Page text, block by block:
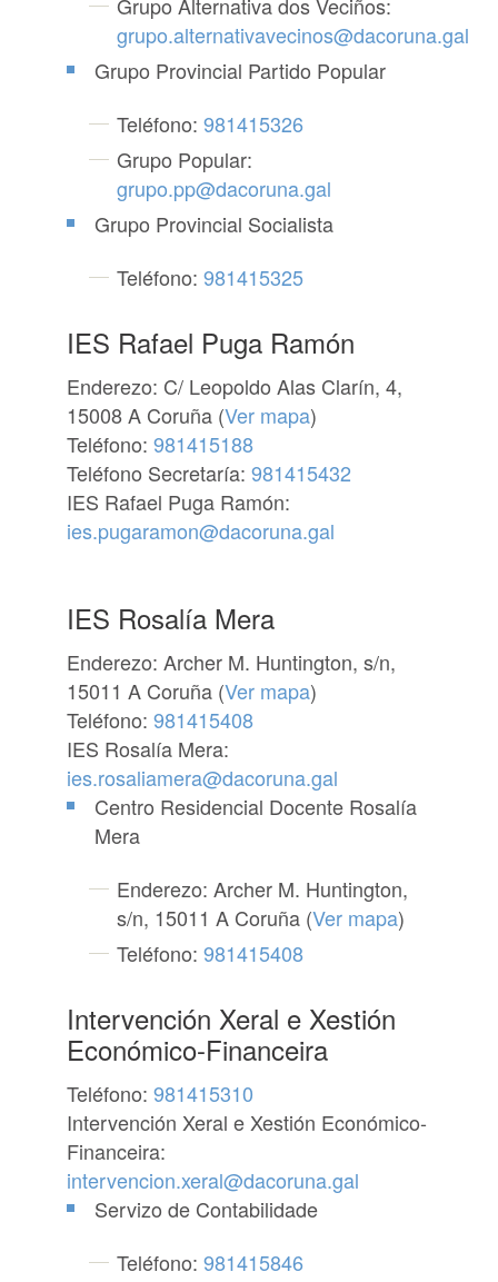
Grupo Alternativa dos Veciños:
grupo.alternativavecinos@dacoruna.gal
Grupo Provincial Partido Popular
Teléfono: 981415326
Grupo Popular:
grupo.pp@dacoruna.gal
Grupo Provincial Socialista
Teléfono: 981415325
IES Rafael Puga Ramón
Enderezo: C/ Leopoldo Alas Clarín, 4,
15008 A Coruña (Ver mapa)
Teléfono: 981415188
Teléfono Secretaría: 981415432
IES Rafael Puga Ramón:
ies.pugaramon@dacoruna.gal
IES Rosalía Mera
Enderezo: Archer M. Huntington, s/n,
15011 A Coruña (Ver mapa)
Teléfono: 981415408
IES Rosalía Mera:
ies.rosaliamera@dacoruna.gal
Centro Residencial Docente Rosalía
Mera
Enderezo: Archer M. Huntington,
s/n, 15011 A Coruña (Ver mapa)
Teléfono: 981415408
Intervención Xeral e Xestión
Económico-Financeira
Teléfono: 981415310
Intervención Xeral e Xestión Económico-
Financeira:
intervencion.xeral@dacoruna.gal
Servizo de Contabilidade
Teléfono: 981415846